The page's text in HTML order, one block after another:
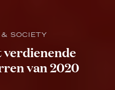
& SOCIETY
verdienende
van 2020